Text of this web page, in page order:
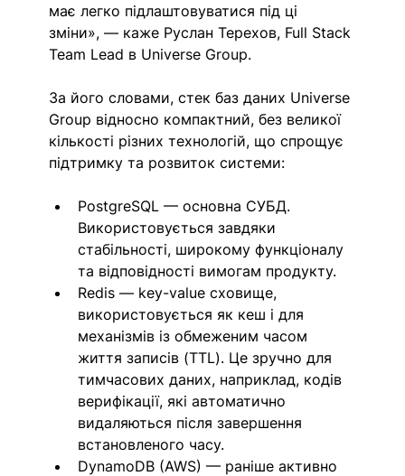
має легко підлаштовуватися під ці
зміни», — каже Руслан Терехов, Full Stack
Team Lead в Universe Group.
За його словами, стек баз даних Universe
Group відносно компактний, без великої
кількості різних технологій, що спрощує
підтримку та розвиток системи:
PostgreSQL — основна СУБД.
Використовується завдяки
стабільності, широкому функціоналу
та відповідності вимогам продукту.
Redis — key-value сховище,
використовується як кеш і для
механізмів із обмеженим часом
життя записів (TTL). Це зручно для
тимчасових даних, наприклад, кодів
верифікації, які автоматично
видаляються після завершення
встановленого часу.
DynamoDB (AWS) — раніше активно